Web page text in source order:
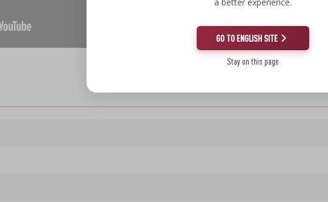
GO TO ENGLISH SITE
Stay on this page